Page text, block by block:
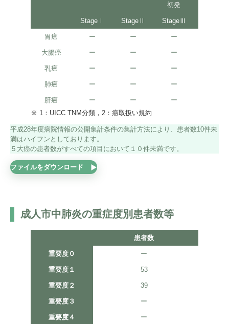
初発
StageⅠ StageⅡ StageⅢ
胃癌 ー ー ー
大腸癌 ー ー ー
乳癌 ー ー ー
肺癌 ー ー ー
肝癌 ー ー ー
※ 1：UICC TNM分類，2：癌取扱い規約
平成28年度病院情報の公開集計条件の集計方法により、患者数10件未
満はハイフンとしております。
５大癌の患者数がすべての項目において１０件未満です。
ファイルをダウンロード
成人市中肺炎の重症度別患者数等
患者数
重要度０ ー
重要度１ 53
重要度２ 39
重要度３ ー
重要度４ ー